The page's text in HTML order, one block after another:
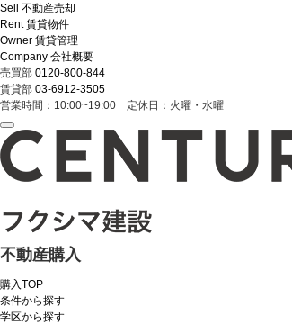
Sell
不動産売却
Rent 賃貸物件
Owner 賃貸管理
Company 会社概要
売買部 0120-800-844
賃貸部 03-6912-3505
営業時間：10:00~19:00 定休日：火曜・水曜
不動産購入
購入TOP
条件から探す
学区から探す